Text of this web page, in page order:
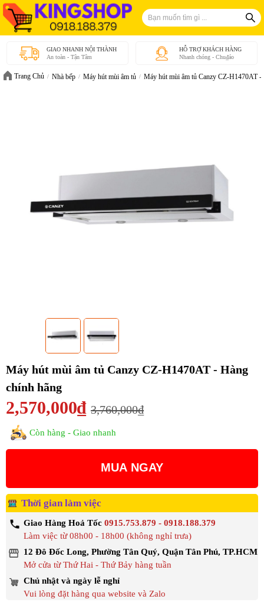
GIAO NHANH NỘI THÀNH
An toàn - Tận Tâm
HỖ TRỢ KHÁCH HÀNG
Nhanh chóng - Chu₫áo
Trang Chủ Nhà bếp Máy hút mùi âm tủ Máy hút mùi âm tủ Canzy CZ-H1470AT -
Máy hút mùi âm tủ Canzy CZ-H1470AT - Hàng
chính hãng
2,570,000₫ 3,760,000₫
Còn hàng - Giao nhanh
MUA NGAY
Thời gian làm việc
Giao Hàng Hoả Tốc 0915.753.879 - 0918.188.379
Làm việc từ 08h00 - 18h00 (không nghỉ trưa)
12 Đô Đốc Long, Phường Tân Quý, Quận Tân Phú, TP.HCM
Mở cửa từ Thứ Hai - Thứ Bảy hàng tuần
Chủ nhật và ngày lễ nghỉ
Vui lòng đặt hàng qua website và Zalo